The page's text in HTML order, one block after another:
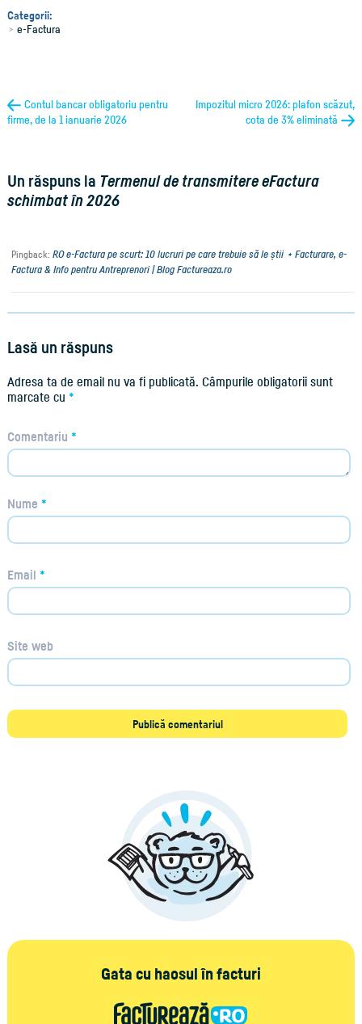
Categorii:
e-Factura
Contul bancar obligatoriu pentru
firme, de la 1 ianuarie 2026
Impozitul micro 2026: plafon scăzut,
cota de 3% eliminată
Un răspuns la Termenul de transmitere eFactura
schimbat în 2026
Pingback: RO e-Factura pe scurt: 10 lucruri pe care trebuie să le știi ⋆ Facturare, e-
Factura & Info pentru Antreprenori | Blog Factureaza.ro
Lasă un răspuns
Adresa ta de email nu va fi publicată. Câmpurile obligatorii sunt
marcate cu *
Comentariu *
Nume *
Email *
Site web
Gata cu haosul în facturi